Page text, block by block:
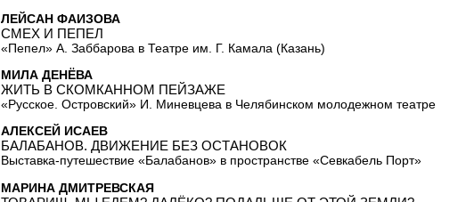
ЛЕЙСАН ФАИЗОВА
СМЕХ И ПЕПЕЛ
«Пепел» А. Заббарова в Театре им. Г. Камала (Казань)
МИЛА ДЕНЁВА
ЖИТЬ В СКОМКАННОМ ПЕЙЗАЖЕ
«Русское. Островский» И. Миневцева в Челябинском молодежном театре
АЛЕКСЕЙ ИСАЕВ
БАЛАБАНОВ. ДВИЖЕНИЕ БЕЗ ОСТАНОВОК
Выставка-путешествие «Балабанов» в пространстве «Севкабель Порт»
МАРИНА ДМИТРЕВСКАЯ